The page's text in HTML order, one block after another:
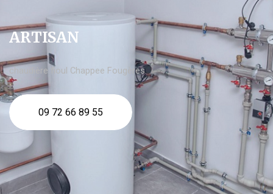
ARTISAN
chaudière fioul Chappee Fougères
09 72 66 89 55